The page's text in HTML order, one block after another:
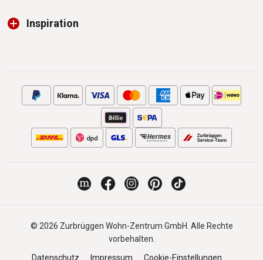
Inspiration
© 2026 Zurbrüggen Wohn-Zentrum GmbH. Alle Rechte
vorbehalten.
Datenschutz
Impressum Cookie-Einstellungen